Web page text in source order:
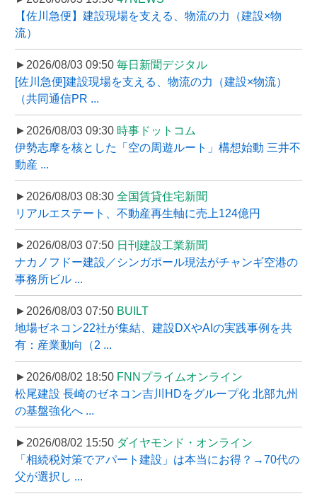
【佐川急便】建設現場を支える、物流の力（建設×物
流）
►2026/08/03 09:50 毎日新聞デジタル
[佐川急便]建設現場を支える、物流の力（建設×物流）
（共同通信PR ...
►2026/08/03 09:30 時事ドットコム
伊勢志摩を核とした「空の周遊ルート」構想始動 三井不
動産 ...
►2026/08/03 08:30 全国賃貸住宅新聞
リアルエステート、不動産再生軸に売上124億円
►2026/08/03 07:50 日刊建設工業新聞
ナカノフドー建設／シンガポール現法がチャンギ空港の
事務所ビル ...
►2026/08/03 07:50 BUILT
地場ゼネコン22社が集結、建設DXやAIの実践事例を共
有：産業動向（2 ...
►2026/08/02 18:50 FNNプライムオンライン
松尾建設 長崎のゼネコン吉川HDをグループ化 北部九州
の基盤強化へ ...
►2026/08/02 15:50 ダイヤモンド・オンライン
「相続税対策でアパート建設」は本当にお得？→70代の
父が選択し ...